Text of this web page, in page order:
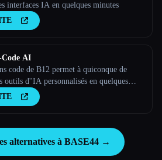
interfaces IA en quelques minutes
Code AI
code de B12 permet à quiconque de
outils d''IA personnalisés en quelques
Passez de l''utilisation de l''IA à la création
propre outil d''IA en quelques minutes sans
alternatives à BASE44 →